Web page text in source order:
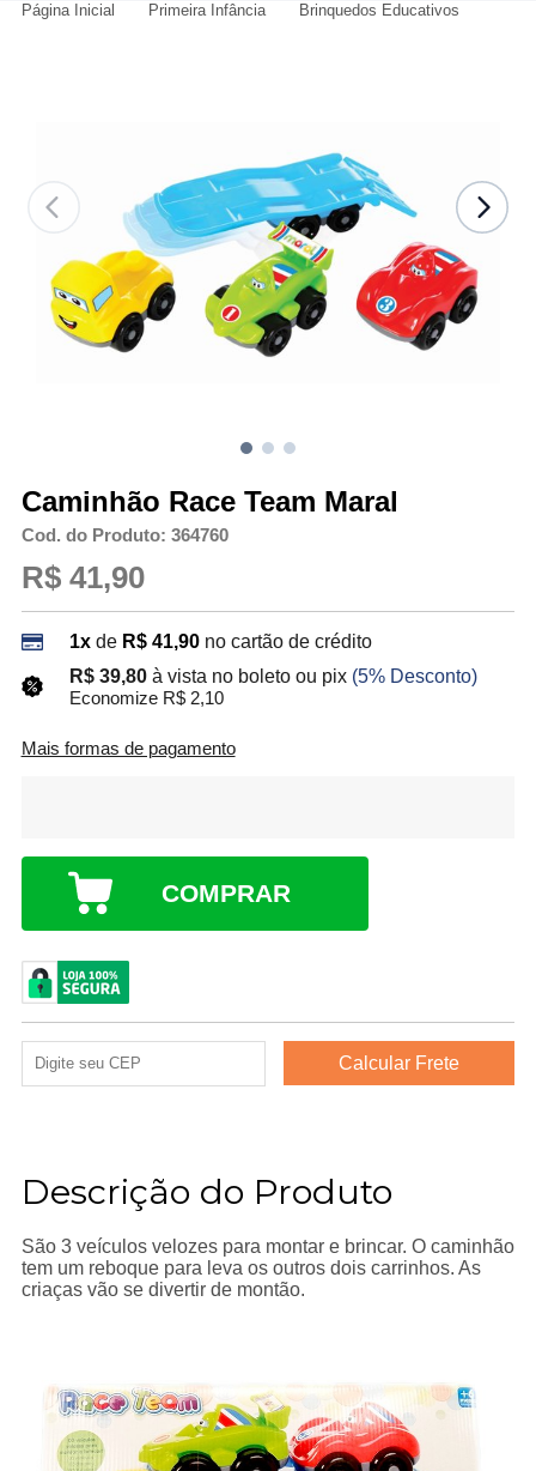
Página Inicial Primeira Infância Brinquedos Educativos
Caminhão Race Team Maral
Cod. do Produto: 364760
R$ 41,90
1xde R$ 41,90 no cartão de crédito
R$ 39,80 à vista no boleto ou pix (5% Desconto)
Economize R$ 2,10
Mais formas de pagamento
COMPRAR
Descrição do Produto
São 3 veículos velozes para montar e brincar. O caminhão
tem um reboque para leva os outros dois carrinhos. As
criaças vão se divertir de montão.